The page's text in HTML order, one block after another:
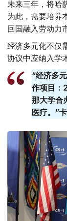
未来三年，将哈
为此，需要培养
回国融入劳动力
经济多元化不仅
协议中应纳入学
“经济多
作项目：
那大学合
医疗。”